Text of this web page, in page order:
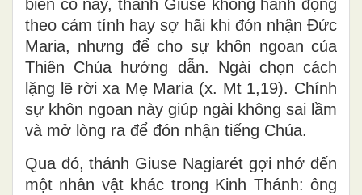
biến cố này, thánh Giuse không hành động
theo cảm tính hay sợ hãi khi đón nhận Đức
Maria, nhưng để cho sự khôn ngoan của
Thiên Chúa hướng dẫn. Ngài chọn cách
lặng lẽ rời xa Mẹ Maria (x. Mt 1,19). Chính
sự khôn ngoan này giúp ngài không sai lầm
và mở lòng ra để đón nhận tiếng Chúa.
Qua đó, thánh Giuse Nagiarét gợi nhớ đến
một nhân vật khác trong Kinh Thánh: ông